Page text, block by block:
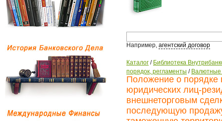
Например, агентский договор
Каталог / Библиотека
порядок, регламенты / Валютные
Положение о порядке
юридических лиц-
внешнеторговым
последующую